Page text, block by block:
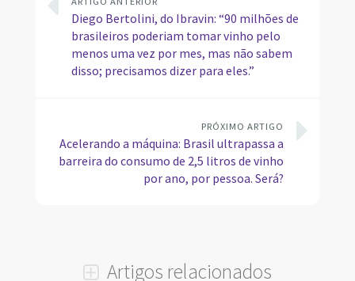
Diego Bertolini, do Ibravin: “90 milhões de
brasileiros poderiam tomar vinho pelo
menos uma vez por mes, mas não sabem
disso; precisamos dizer para eles.”
PRÓXIMO ARTIGO
Acelerando a máquina: Brasil ultrapassa a
barreira do consumo de 2,5 litros de vinho
por ano, por pessoa. Será?
Artigos relacionados